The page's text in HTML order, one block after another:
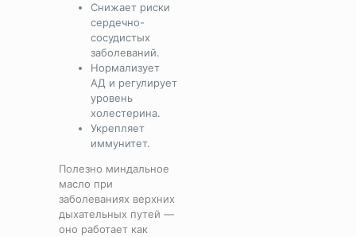
Снижает риски
сердечно-
сосудистых
заболеваний.
Нормализует
АД и регулирует
уровень
холестерина.
Укрепляет
иммунитет.
Полезно миндальное
масло при
заболеваниях верхних
дыхательных путей —
оно работает как